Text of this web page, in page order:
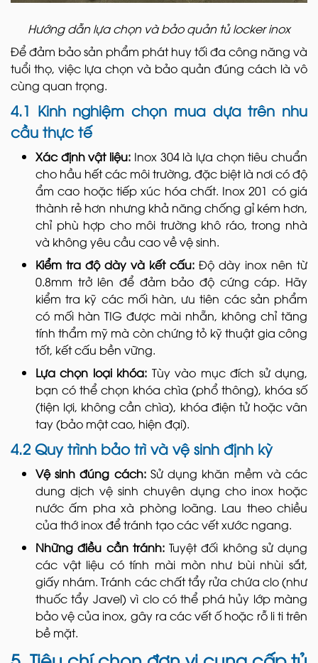
Hướng dẫn lựa chọn và bảo quản tủ locker inox
Để đảm bảo sản phẩm phát huy tối đa công năng và
tuổi thọ, việc lựa chọn và bảo quản đúng cách là vô
cùng quan trọng.
4.1 Kinh nghiệm chọn mua dựa trên nhu
cầu thực tế
Xác định vật liệu: Inox 304 là lựa chọn tiêu chuẩn
cho hầu hết các môi trường, đặc biệt là nơi có độ
ẩm cao hoặc tiếp xúc hóa chất. Inox 201 có giá
thành rẻ hơn nhưng khả năng chống gỉ kém hơn,
chỉ phù hợp cho môi trường khô ráo, trong nhà
và không yêu cầu cao về vệ sinh.
Kiểm tra độ dày và kết cấu: Độ dày inox nên từ
0.8mm trở lên để đảm bảo độ cứng cáp. Hãy
kiểm tra kỹ các mối hàn, ưu tiên các sản phẩm
có mối hàn TIG được mài nhẵn, không chỉ tăng
tính thẩm mỹ mà còn chứng tỏ kỹ thuật gia công
tốt, kết cấu bền vững.
Lựa chọn loại khóa: Tùy vào mục đích sử dụng,
bạn có thể chọn khóa chìa (phổ thông), khóa số
(tiện lợi, không cần chìa), khóa điện tử hoặc vân
tay (bảo mật cao, hiện đại).
4.2 Quy trình bảo trì và vệ sinh định kỳ
Vệ sinh đúng cách: Sử dụng khăn mềm và các
dung dịch vệ sinh chuyên dụng cho inox hoặc
nước ấm pha xà phòng loãng. Lau theo chiều
của thớ inox để tránh tạo các vết xước ngang.
Những điều cần tránh: Tuyệt đối không sử dụng
các vật liệu có tính mài mòn như bùi nhùi sắt,
giấy nhám. Tránh các chất tẩy rửa chứa clo (như
thuốc tẩy Javel) vì clo có thể phá hủy lớp màng
bảo vệ của inox, gây ra các vết ố hoặc rỗ li ti trên
bề mặt.